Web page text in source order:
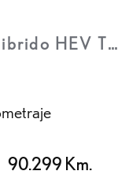
HEV
90.299 Km.